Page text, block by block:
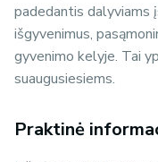
padedantis dalyviams
išgyvenimus,
gyvenimo kelyje. Tai
suaugusiesiems.
Praktinė